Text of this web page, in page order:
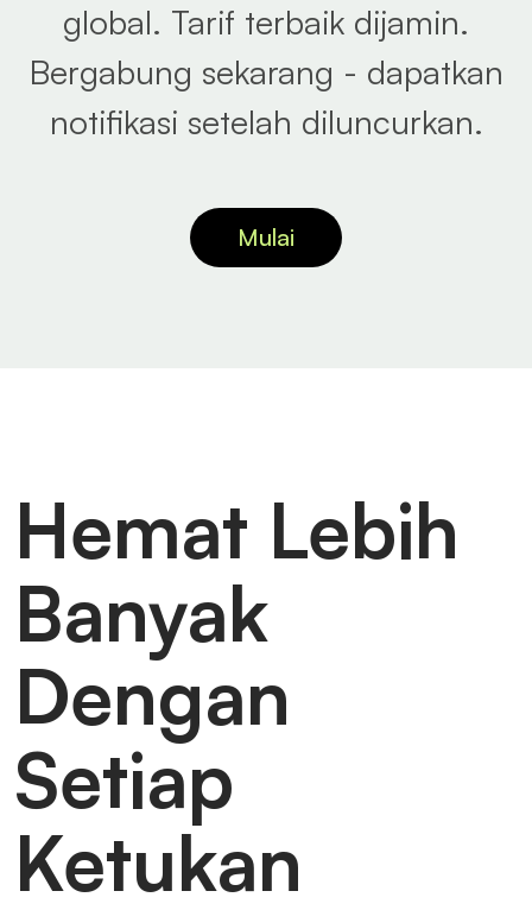
global. Tarif terbaik dijamin.
Bergabung sekarang - dapatkan
notifikasi setelah diluncurkan.
Mulai
Hemat Lebih
Banyak
Dengan
Setiap
Ketukan